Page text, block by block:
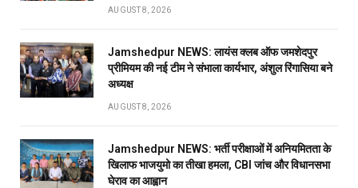
AUGUST 8, 2026
Jamshedpur NEWS: लायंस क्लब ऑफ जमशेदपुर
प्रीमियम की नई टीम ने संभाला कार्यभार, अंशुल रिंगासिया बने
अध्यक्ष
AUGUST 8, 2026
Jamshedpur NEWS: भर्ती परीक्षाओं में अनियमितता के
खिलाफ भाजयुमो का तीखा हमला, CBI जांच और विधानसभा
घेराव का आह्वान